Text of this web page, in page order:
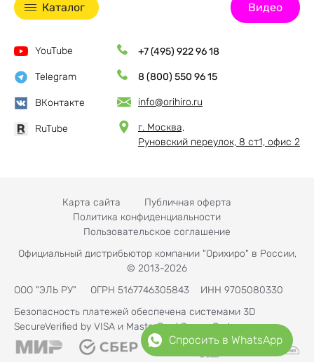
Каталог Видео
YouTube
Telegram
ВКонтакте
RuTube
+7 (495) 922 96 18
8 (800) 550 96 15
info@orihiro.ru
г. Москва,
Руновский переулок, 8 ст1, офис 2
Карта сайта
Публичная оферта
Политика конфиденциальности
Пользовательское соглашение
Официальный дистрибьютор компании "Орихиро" в России,
© 2013-2026
ООО "ЭЛЬ РУ" ОГРН 5167746305843 ИНН 9705080330
Безопасность платежей обеспечена системами 3D
SecureVerified by VISA и MasterCard SecureCode
Спросить в WhatsApp